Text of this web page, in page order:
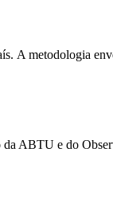
A metodologia
ABTU e do